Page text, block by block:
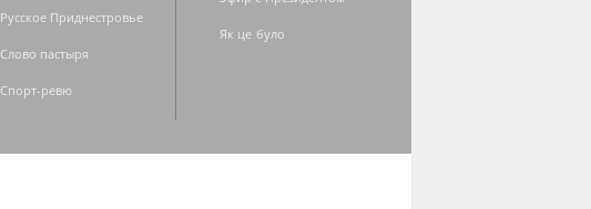
Русское Приднестровье
Слово пастыря
Спорт-ревю
Як це було